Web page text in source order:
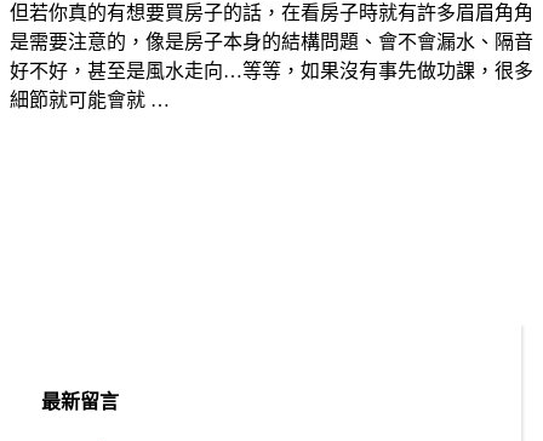
但若你真的有想要買房子的話，在看房子時就有許多眉眉角角
是需要注意的，像是房子本身的結構問題、會不會漏水、隔音
好不好，甚至是風水走向…等等，如果沒有事先做功課，很多
細節就可能會就 …
最新留言